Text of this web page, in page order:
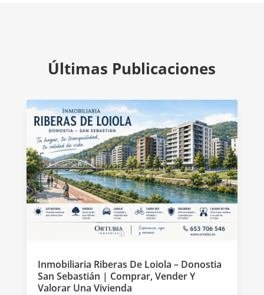
Últimas Publicaciones
Inmobiliaria Riberas De Loiola – Donostia
San Sebastián | Comprar, Vender Y
Valorar Una Vivienda